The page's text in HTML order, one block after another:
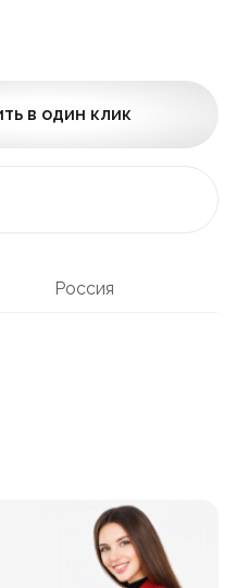
в один клик
Россия